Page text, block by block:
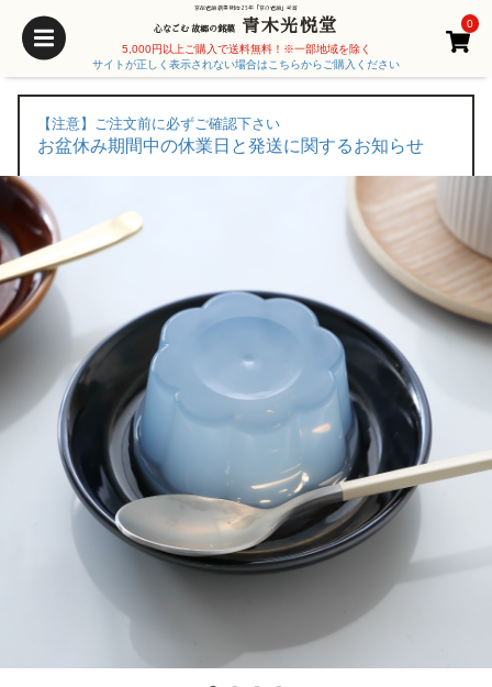
京都老舗 創業 明治25年「京の老舗」受賞
心なごむ 故郷の銘菓 青木光悦堂
5,000円以上ご購入で送料無料！※一部地域を除く
サイトが正しく表示されない場合はこちらからご購入ください
0
【注意】ご注文前に必ずご確認下さい
お盆休み期間中の休業日と発送に関するお知らせ